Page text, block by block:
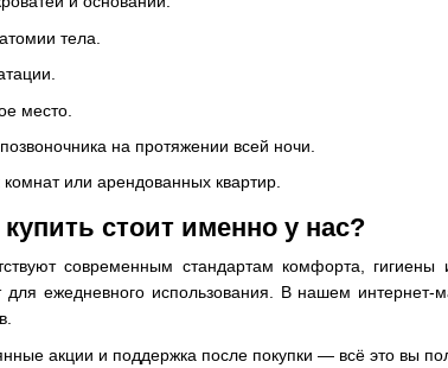
тела.
место.
на протяжении всей ночи.
или арендованных квартир.
стоит именно у нас?
современным стандартам комфорта, гигиены
ежедневного использования. В нашем
акции и поддержка после покупки — всё это вы